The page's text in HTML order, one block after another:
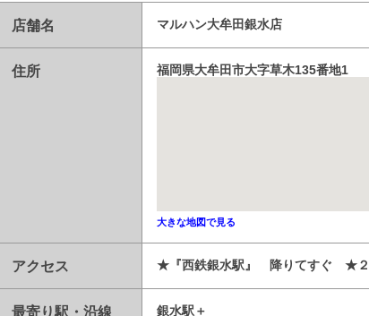
店舗名 マルハン大牟田銀水店
住所 福岡県大牟田市大字草木135番地1
大きな地図で見る
アクセス ★『西鉄銀水駅』 降りてすぐ ★２
最寄り駅・沿線
銀水駅